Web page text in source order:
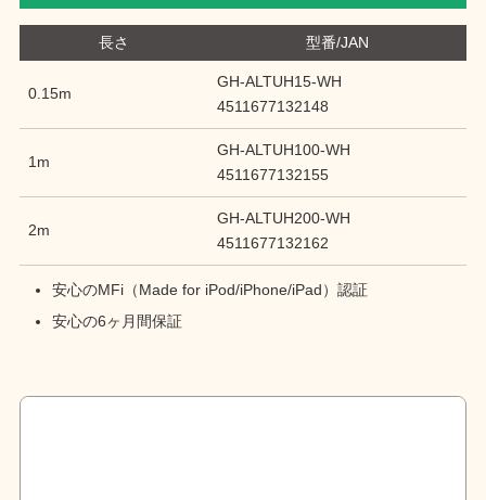
長さ 型番/JAN
0.15m
GH-ALTUH15-WH
4511677132148
1m
GH-ALTUH100-WH
4511677132155
2m
GH-ALTUH200-WH
4511677132162
安心のMFi（Made for iPod/iPhone/iPad）認証
安心の6ヶ月間保証